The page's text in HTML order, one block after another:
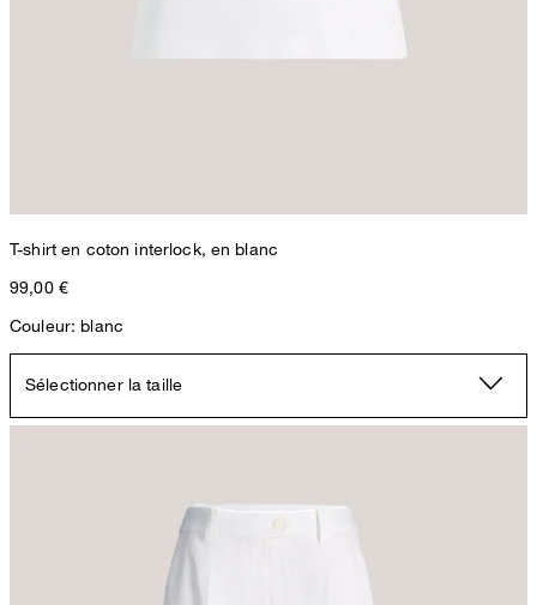
T-shirt en coton interlock, en blanc
99,00 €
Couleur: blanc
Sélectionner la taille